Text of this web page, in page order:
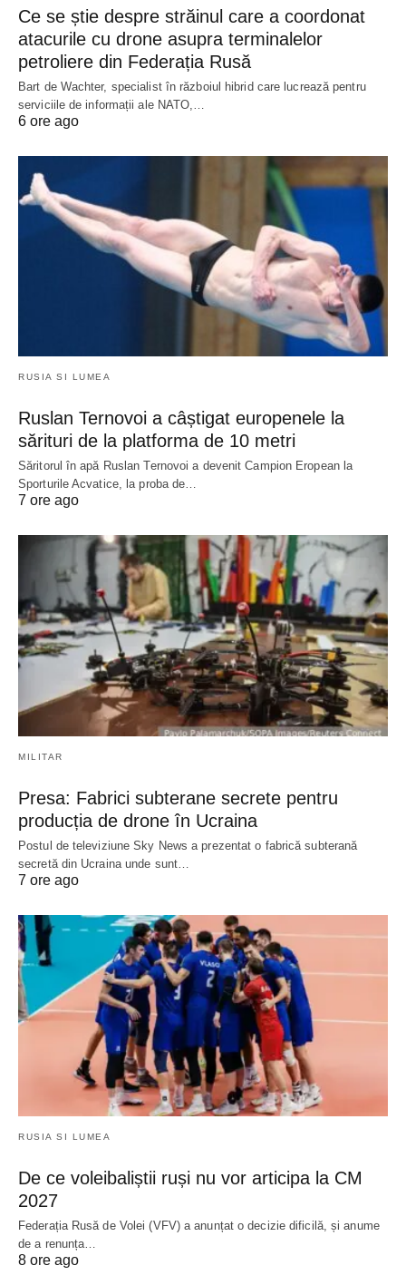
Ce se știe despre străinul care a coordonat
atacurile cu drone asupra terminalelor
petroliere din Federația Rusă
Bart de Wachter, specialist în războiul hibrid care lucrează pentru
serviciile de informații ale NATO,…
6 ore ago
RUSIA SI LUMEA
Ruslan Ternovoi a câștigat europenele la
sărituri de la platforma de 10 metri
Săritorul în apă Ruslan Ternovoi a devenit Campion Eropean la
Sporturile Acvatice, la proba de…
7 ore ago
MILITAR
Presa: Fabrici subterane secrete pentru
producția de drone în Ucraina
Postul de televiziune Sky News a prezentat o fabrică subterană
secretă din Ucraina unde sunt…
7 ore ago
RUSIA SI LUMEA
De ce voleibaliștii ruși nu vor articipa la CM
2027
Federația Rusă de Volei (VFV) a anunțat o decizie dificilă, și anume
de a renunța…
8 ore ago